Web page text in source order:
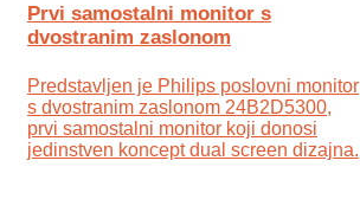
Prvi samostalni monitor s
dvostranim zaslonom
Predstavljen je Philips poslovni monitor
s dvostranim zaslonom 24B2D5300,
prvi samostalni monitor koji donosi
jedinstven koncept dual screen dizajna.